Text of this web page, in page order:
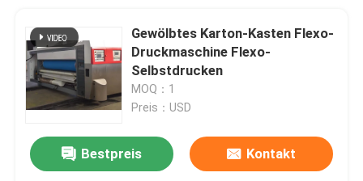
Gewölbtes Karton-Kasten Flexo-
Druckmaschine Flexo-
Selbstdrucken
MOQ：1
Preis：USD
Bestpreis Kontakt